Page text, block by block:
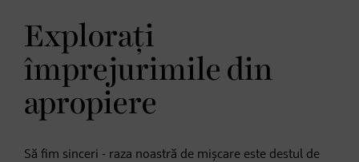
Explorați
împrejurimile din
apropiere
Să fim sinceri - raza noastră de mișcare este destul de